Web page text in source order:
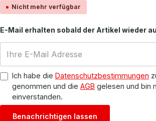
Nicht mehr verfügbar
E-Mail erhalten sobald der Artikel wieder
Ich habe die Datenschutzbestimmungen
genommen und die AGB gelesen und bin
einverstanden.
Benachrichtigen lassen